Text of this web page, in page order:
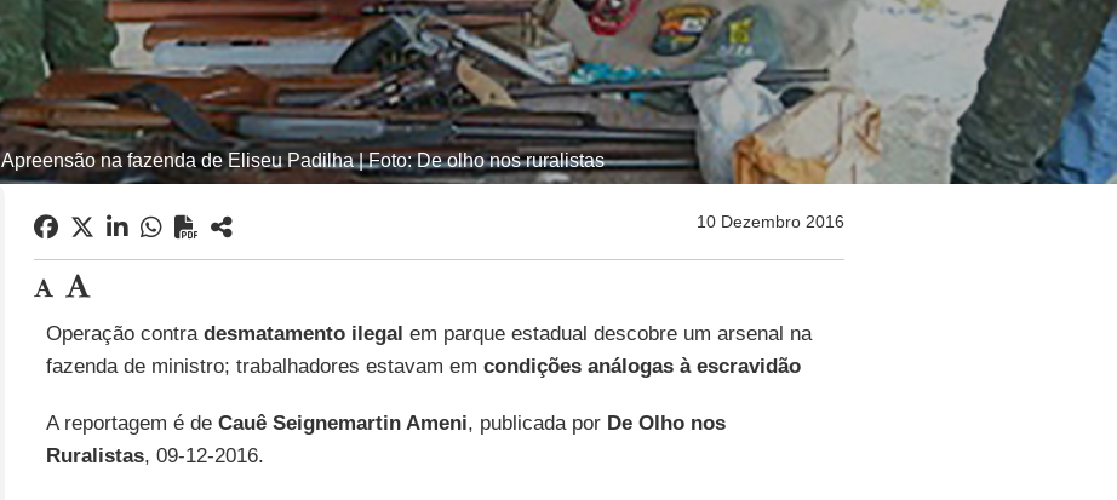
Apreensão na fazenda de Eliseu Padilha | Foto: De olho nos ruralistas
10 Dezembro 2016
Operação contra desmatamento ilegal em parque estadual descobre um arsenal na
fazenda de ministro; trabalhadores estavam em condições análogas à escravidão
A reportagem é de Cauê Seignemartin Ameni, publicada por De Olho nos
Ruralistas, 09-12-2016.